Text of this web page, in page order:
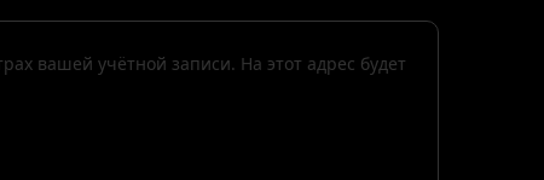
вашей учётной записи. На этот адрес будет